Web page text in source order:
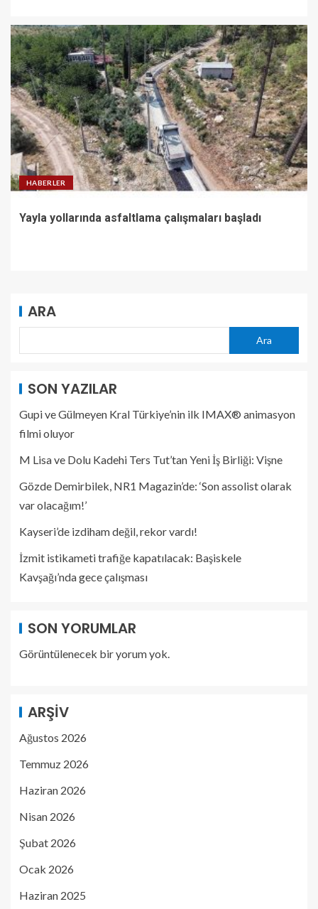
HABERLER
Yayla yollarında asfaltlama çalışmaları başladı
ARA
Ara
SON YAZILAR
Gupi ve Gülmeyen Kral Türkiye’nin ilk IMAX® animasyon
filmi oluyor
M Lisa ve Dolu Kadehi Ters Tut’tan Yeni İş Birliği: Vişne
Gözde Demirbilek, NR1 Magazin’de: ‘Son assolist olarak
var olacağım!’
Kayseri’de izdiham değil, rekor vardı!
İzmit istikameti trafiğe kapatılacak: Başiskele
Kavşağı’nda gece çalışması
SON YORUMLAR
Görüntülenecek bir yorum yok.
ARŞIV
Ağustos 2026
Temmuz 2026
Haziran 2026
Nisan 2026
Şubat 2026
Ocak 2026
Haziran 2025